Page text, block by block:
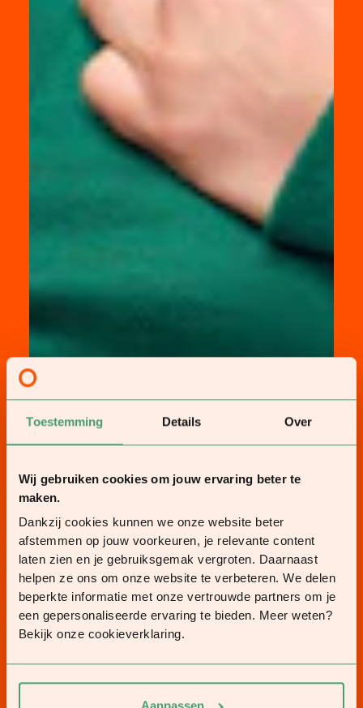
Toestemming Details Over
Wij gebruiken cookies om jouw ervaring beter te
maken.
Dankzij cookies kunnen we onze website beter
afstemmen op jouw voorkeuren, je relevante content
laten zien en je gebruiksgemak vergroten. Daarnaast
helpen ze ons om onze website te verbeteren. We delen
beperkte informatie met onze vertrouwde partners om je
een gepersonaliseerde ervaring te bieden. Meer weten?
Bekijk onze cookieverklaring.